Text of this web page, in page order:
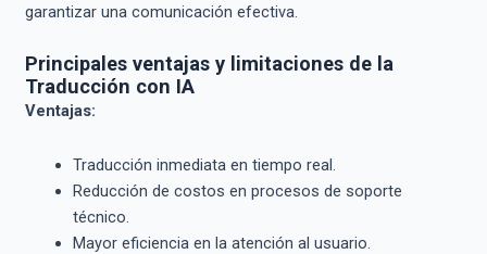
garantizar una comunicación efectiva.
Principales ventajas y limitaciones de la
Traducción con IA
Ventajas:
Traducción inmediata en tiempo real.
Reducción de costos en procesos de soporte
técnico.
Mayor eficiencia en la atención al usuario.